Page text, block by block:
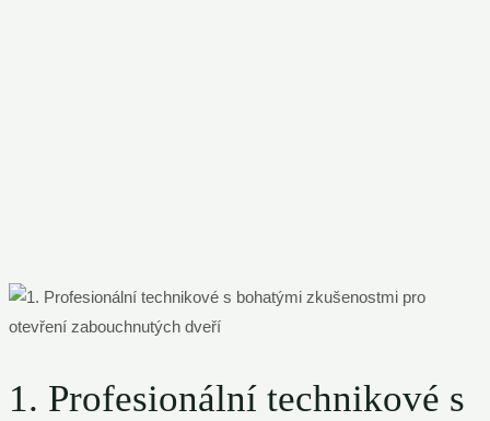
1. Profesionální technikové s